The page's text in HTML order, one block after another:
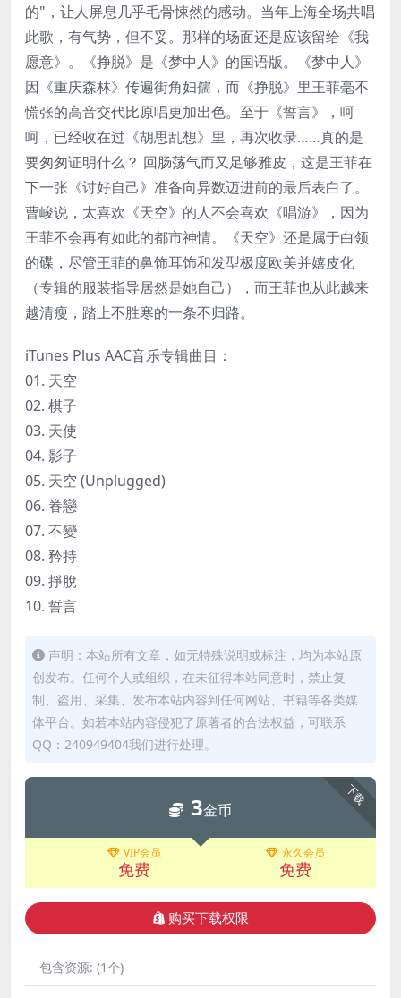
的"，让人屏息几乎毛骨悚然的感动。当年上海全场共唱
此歌，有气势，但不妥。那样的场面还是应该留给《我
愿意》。《挣脱》是《梦中人》的国语版。《梦中人》
因《重庆森林》传遍街角妇孺，而《挣脱》里王菲毫不
慌张的高音交代比原唱更加出色。至于《誓言》，呵
呵，已经收在过《胡思乱想》里，再次收录……真的是
要匆匆证明什么？ 回肠荡气而又足够雅皮，这是王菲在
下一张《讨好自己》准备向异数迈进前的最后表白了。
曹峻说，太喜欢《天空》的人不会喜欢《唱游》，因为
王菲不会再有如此的都市神情。《天空》还是属于白领
的碟，尽管王菲的鼻饰耳饰和发型极度欧美并嬉皮化
（专辑的服装指导居然是她自己），而王菲也从此越来
越清瘦，踏上不胜寒的一条不归路。
iTunes Plus AAC音乐专辑曲目：
01. 天空
02. 棋子
03. 天使
04. 影子
05. 天空 (Unplugged)
06. 眷戀
07. 不變
08. 矜持
09. 掙脫
10. 誓言
声明：本站所有文章，如无特殊说明或标注，均为本站原
创发布。任何个人或组织，在未征得本站同意时，禁止复
制、盗用、采集、发布本站内容到任何网站、书籍等各类媒
体平台。如若本站内容侵犯了原著者的合法权益，可联系
QQ：240949404我们进行处理。
下载
3金币
VIP会员
免费
永久会员
免费
购买下载权限
包含资源: (1个)